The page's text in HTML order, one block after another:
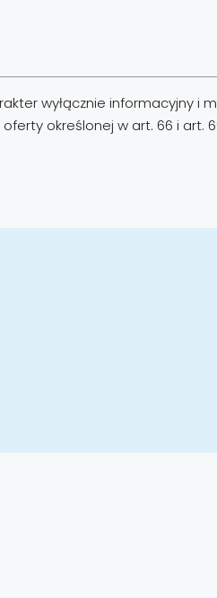
wyłącznie informacyjny
określonej w art. 66 i art.